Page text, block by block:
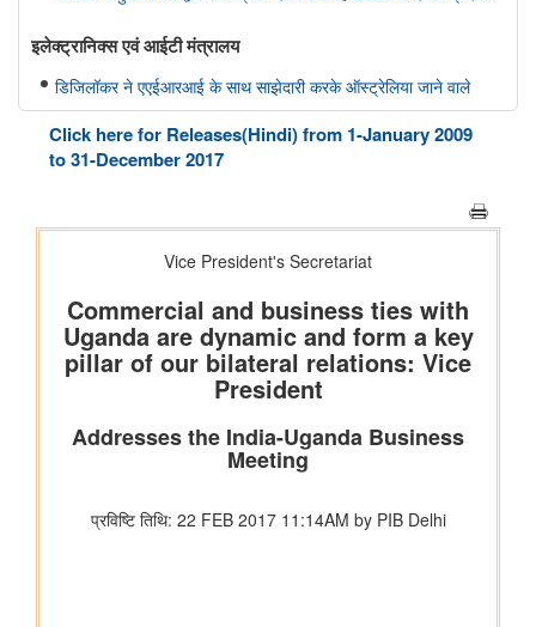
इलेक्ट्रानिक्स एवं आईटी मंत्रालय
डिजिलॉकर ने एएईआरआई के साथ साझेदारी करके ऑस्ट्रेलिया जाने वाले
भारतीय छात्रों के लिए दस्तावेज़ सत्यापन प्रक्रिया को तेज़ किया है
विधि एवं न्‍याय मंत्रालय
पेट्रोलियम एवं प्राकृतिक गैस मंत्रालय
तेल विपणन कंपनियों (ओएमसी) ने ई20 पेट्रोल में नमी और क्लोराइड की
मौजूदगी की जांच की: 500 पीपीएम क्लोराइड और नमी की मौजूदगी के दावों
की पुष्टि नहीं हुई
भारतीय रेलवे ने चित्रकूट के लिए सीधी रेल कनेक्टिविटी मजबूत करने के
उद्देश्य से चित्रकूटधाम कर्वी-कानपुर सेंट्रल और प्रतापगढ़-कानपुर सेंट्रल
भारतीय रेलवे ने मध्य प्रदेश में इटारसी-मदन महल के बीच दैनिक पैसेंजर सेवा
Click here for Releases(Hindi) from 1-January 2009
to 31-December 2017